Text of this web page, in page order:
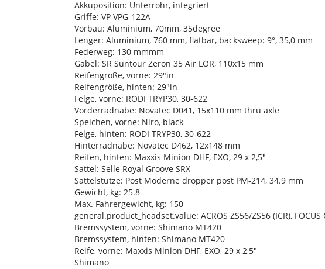
Akkuposition: Unterrohr, integriert
Griffe: VP VPG-122A
Vorbau: Aluminium, 70mm, 35degree
Lenger: Aluminium, 760 mm, flatbar, backsweep: 9°, 35,0 mm
Federweg: 130 mmmm
Gabel: SR Suntour Zeron 35 Air LOR, 110x15 mm
Reifengröße, vorne: 29"in
Reifengröße, hinten: 29"in
Felge, vorne: RODI TRYP30, 30-622
Vorderradnabe: Novatec D041, 15x110 mm thru axle
Speichen, vorne: Niro, black
Felge, hinten: RODI TRYP30, 30-622
Hinterradnabe: Novatec D462, 12x148 mm
Reifen, hinten: Maxxis Minion DHF, EXO, 29 x 2,5"
Sattel: Selle Royal Groove SRX
Sattelstütze: Post Moderne dropper post PM-214, 34.9 mm
Gewicht, kg: 25.8
Max. Fahrergewicht, kg: 150
general.product_headset.value: ACROS ZS56/ZS56 (ICR),
Bremssystem, vorne: Shimano MT420
Bremssystem, hinten: Shimano MT420
Reife, vorne: Maxxis Minion DHF, EXO, 29 x 2,5"
Shimano